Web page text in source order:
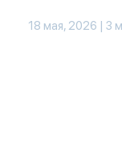
18 мая, 2026 | 3